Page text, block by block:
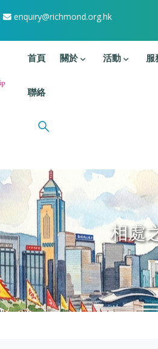
enquiry@richmond.org.hk
主選單
首頁 關於 活動 服
聯絡
相處